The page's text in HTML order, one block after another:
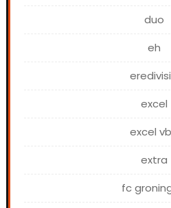
duo
eh
excel
excel
extra
fc